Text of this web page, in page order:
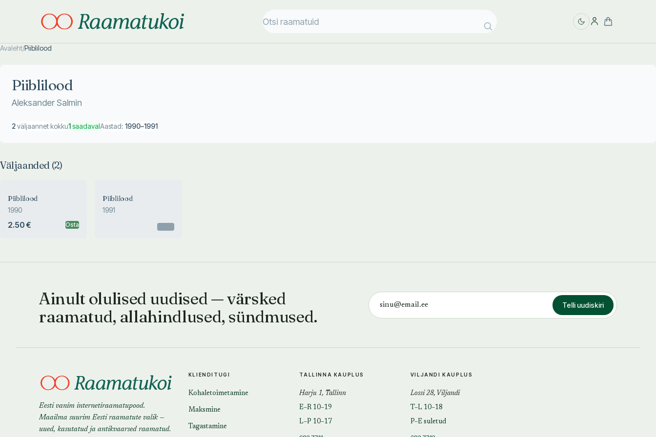
Avaleht/Piiblilood
Piiblilood
Aleksander Salmin
2väljaannet kokku1saadavalAastad: 1990–1991
Väljaanded (2)
Piiblilood
1990
2.50 € Osta
Piiblilood
1991
Ainult olulised uudised — värsked
raamatud, allahindlused, sündmused.
Telli uudiskiri
Eesti vanim internetiraamatupood.
Maailma suurim Eesti raamatute valik —
uued, kasutatud ja antikvaarsed raamatud.
KLIENDITUGI
Kohaletoimetamine
Maksmine
Tagastamine
TALLINNA KAUPLUS
Harju 1, Tallinn
E–R 10–19
L–P 10–17
VILJANDI KAUPLUS
Lossi 28, Viljandi
T–L 10–18
P–E suletud